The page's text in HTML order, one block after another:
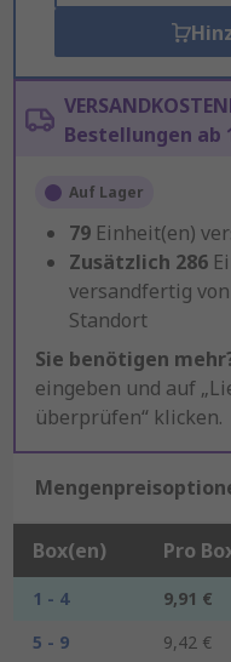
Bestellungen ab
Auf Lager
79 Einheit(en)
Zusätzlich 286
versandfertig
Standort
Sie benötigen
eingeben und auf
überprüfen“ klicken.
Box(en) Pro
1 - 4 9,91 €
5 - 9
9,42 €